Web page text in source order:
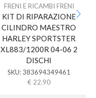
FRENI E RICAMBI FRENI
KIT DI RIPARAZIONE
CILINDRO MAESTRO
HARLEY SPORTSTER
XL883/1200R 04-06 2
DISCHI
SKU: 383694349461
€ 22.90